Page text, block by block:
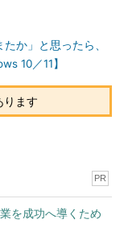
か」と思ったら、
10／11】
ります
PR
を成功へ導くため